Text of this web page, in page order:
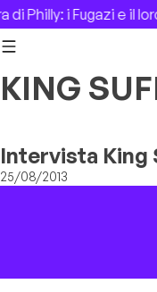
Skip to content
Philly: i Fugazi e il
KING
Intervista
25/08/2013